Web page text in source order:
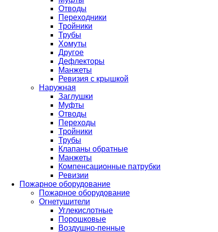
Отводы
Переходники
Тройники
Трубы
Хомуты
Другое
Дефлекторы
Манжеты
Ревизия с крышкой
Наружная
Заглушки
Муфты
Отводы
Переходы
Тройники
Трубы
Клапаны обратные
Манжеты
Компенсационные патрубки
Ревизии
Пожарное оборудование
Пожарное оборудование
Огнетушители
Углекислотные
Порошковые
Воздушно-пенные